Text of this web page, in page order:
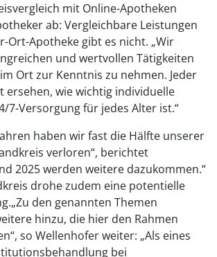
mit Online-Apotheken
ab: Vergleichbare Leistungen
Ort-Apotheke gibt es nicht. „Wir
und wertvollen Tätigkeiten
Ort zur Kenntnis zu nehmen. Jeder
ersehen, wie wichtig individuelle
7-Versorgung für jedes Alter ist.“
haben wir fast die Hälfte unserer
verloren“, berichtet
2025 werden weitere dazukommen.“
drohe zudem eine potentielle
den genannten Themen
hinzu, die hier den Rahmen
so Wellenhofer weiter: „Als eines
bei